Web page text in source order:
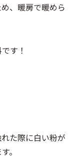
、暖房で暖めら
す！
た際に白い粉が
。